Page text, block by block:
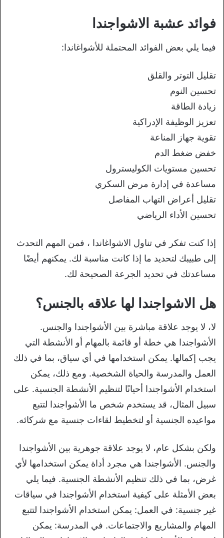
فوائد عشبة الاشواجندا
فيما يلي بعض الفوائد المحتملة للأشواغاندا:
تقليل التوتر والقلق
تحسين النوم
زيادة الطاقة
تعزيز الوظيفة الإدراكية
تقوية جهاز المناعة
خفض ضغط الدم
تحسين مستويات الكوليسترول
مساعدة في إدارة مرض السكري
تقليل أعراض التهاب المفاصل
تحسين الأداء الرياضي
إذا كنت تفكر في تناول الاشواغاندا ، فمن المهم التحدث
إلى طبيبك لتحديد ما إذا كانت مناسبة لك. يمكنهم أيضًا
مساعدتك في تحديد الجرعة الصحيحة لك.
هل الاشواجندا لها علاقه بالجنس؟
لا، لا يوجد علاقة مباشرة بين الأشواجندا والجنس.
الأشواجندا هي خطة أو قائمة بالمهام أو الأنشطة التي
يجب إكمالها. يمكن استخدامها في أي سياق، بما في ذلك
العمل والمدرسة والحياة الشخصية. ومع ذلك، يمكن
استخدام الأشواجندا أحيانًا لتنظيم الأنشطة الجنسية. على
سبيل المثال، قد يستخدم شخص ما الأشواجندا لتتبع
مواعيده الجنسية أو لتخطيط لقاءات جنسية مع شركائه.
ولكن بشكل عام، لا يوجد علاقة جوهرية بين الأشواجندا
والجنس. الأشواجندا هي مجرد أداة يمكن استخدامها لأي
غرض، بما في ذلك تنظيم الأنشطة الجنسية. فيما يلي
بعض الأمثلة على كيفية استخدام الأشواجندا في سياقات
غير جنسية: في العمل: يمكن استخدام الأشواجندا لتتبع
المهام والمشاريع والاجتماعات. في المدرسة: يمكن